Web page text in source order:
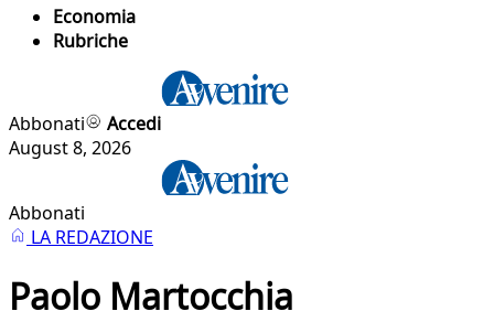
Economia
Rubriche
Abbonati
Accedi
August 8, 2026
Abbonati
LA REDAZIONE
Paolo Martocchia